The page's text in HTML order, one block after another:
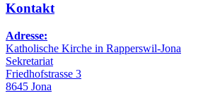
Kontakt
Adresse:
Katholische Kirche in Rapperswil-Jona
Sekretariat
Friedhofstrasse 3
8645 Jona